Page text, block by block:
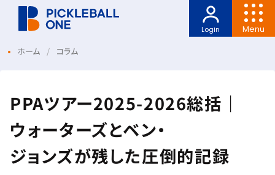
Menu
Login
ホーム コラム
PPAツアー2025-2026総括｜
ウォーターズとベン・
ジョンズが残した圧倒的記録